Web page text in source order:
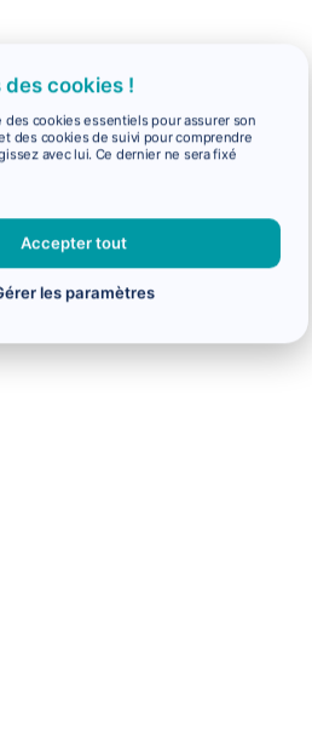
des cookies !
des cookies essentiels pour assurer son
des cookies de suivi pour comprendre
avec lui. Ce dernier ne sera fixé
Accepter tout
les paramètres